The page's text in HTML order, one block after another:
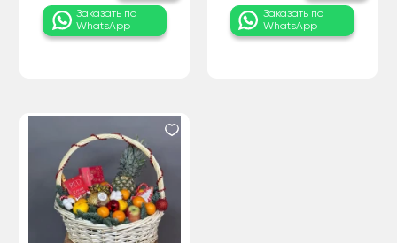
Заказать по
WhatsApp
Заказать по
WhatsApp